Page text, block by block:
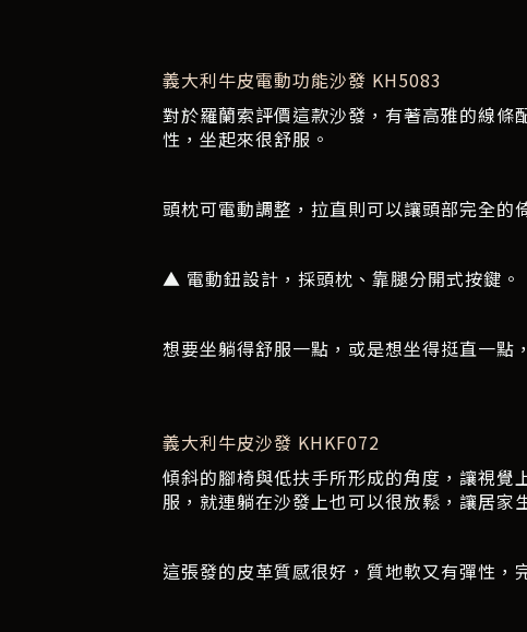
義大利牛皮電動功能沙發 KH5083
對於羅蘭索評價這款沙發，有著高雅的線
性，坐起來很舒服。
頭枕可電動調整，拉直則可以讓頭部完全的
▲ 電動鈕設計，採頭枕、靠腿分開式按鍵。
想要坐躺得舒服一點，或是想坐得挺直一點
義大利牛皮沙發 KHKF072
傾斜的腳椅與低扶手所形成的角度，讓視
服，就連躺在沙發上也可以很放鬆，讓居家
這張發的皮革質感很好，質地軟又有彈性，